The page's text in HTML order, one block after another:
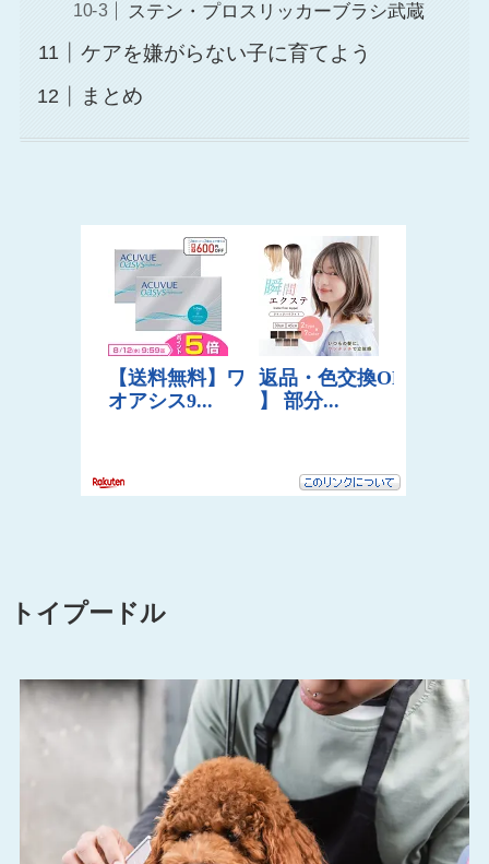
ステン・プロスリッカーブラシ武蔵
ケアを嫌がらない子に育てよう
まとめ
トイプードル